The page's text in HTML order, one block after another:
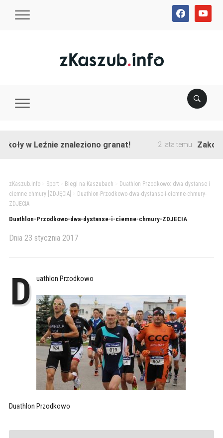
facebookyoutube
w Leźnie znaleziono granat! 2 lata temu
zKaszub.info> Sport> Biegi na Kaszubach
Duathlon Przodkowo: dwa dystanse i
ciemne chmury [ZDJĘCIA]
Duathlon-Przodkowo-dwa-dystanse-i-ciemne-chmury-
ZDJECIA
Duathlon-Przodkowo-dwa-dystanse-i-ciemne-chmury-ZDJECIA
Dnia 23 stycznia 2017
D uathlon Przodkowo
Duathlon Przodkowo